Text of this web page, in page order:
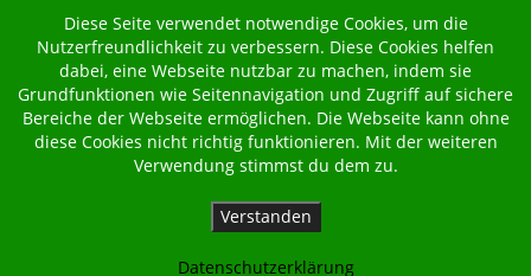
Diese Seite verwendet notwendige Cookies, um die
Nutzerfreundlichkeit zu verbessern. Diese Cookies helfen
dabei, eine Webseite nutzbar zu machen, indem sie
Grundfunktionen wie Seitennavigation und Zugriff auf sichere
Bereiche der Webseite ermöglichen. Die Webseite kann ohne
diese Cookies nicht richtig funktionieren. Mit der weiteren
Verwendung stimmst du dem zu.
Verstanden
Datenschutzerklärung